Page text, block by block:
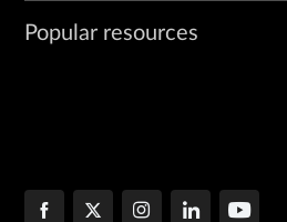
Popular resources